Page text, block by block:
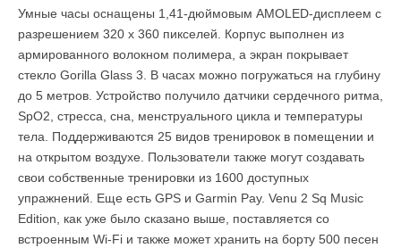
Умные часы оснащены 1,41-дюймовым AMOLED-дисплеем с
разрешением 320 x 360 пикселей. Корпус выполнен из
армированного волокном полимера, а экран покрывает
стекло Gorilla Glass 3. В часах можно погружаться на глубину
до 5 метров. Устройство получило датчики сердечного ритма,
SpO2, стресса, сна, менструального цикла и температуры
тела. Поддерживаются 25 видов тренировок в помещении и
на открытом воздухе. Пользователи также могут создавать
свои собственные тренировки из 1600 доступных
упражнений. Еще есть GPS и Garmin Pay. Venu 2 Sq Music
Edition, как уже было сказано выше, поставляется со
встроенным Wi-Fi и также может хранить на борту 500 песен